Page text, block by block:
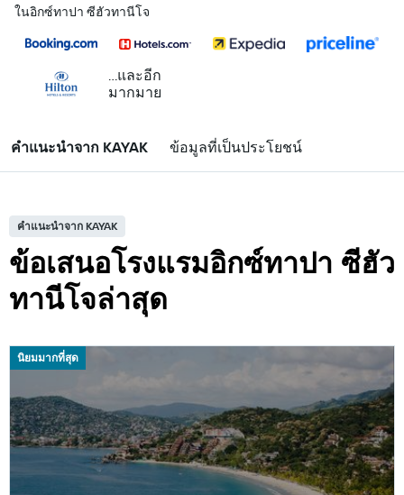
ในอิกซ์ทาปา ซีฮัวทานีโจ
...และอีก
มากมาย
คำแนะนำจาก KAYAK ข้อมูลที่เป็นประโยชน์
คำแนะนำจาก KAYAK
ข้อเสนอโรงแรมอิกซ์ทาปา ซีฮัว
ทานีโจล่าสุด
นิยมมากที่สุด